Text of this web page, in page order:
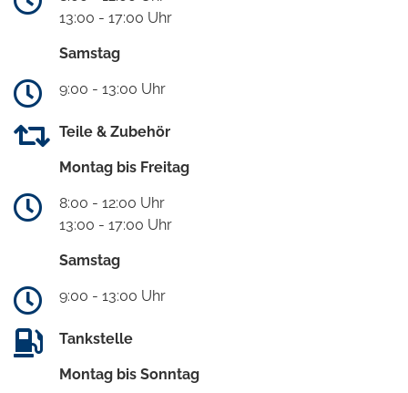
13:00 - 17:00 Uhr
Samstag
9:00 - 13:00 Uhr
Teile & Zubehör
Montag bis Freitag
8:00 - 12:00 Uhr
13:00 - 17:00 Uhr
Samstag
9:00 - 13:00 Uhr
Tankstelle
Montag bis Sonntag